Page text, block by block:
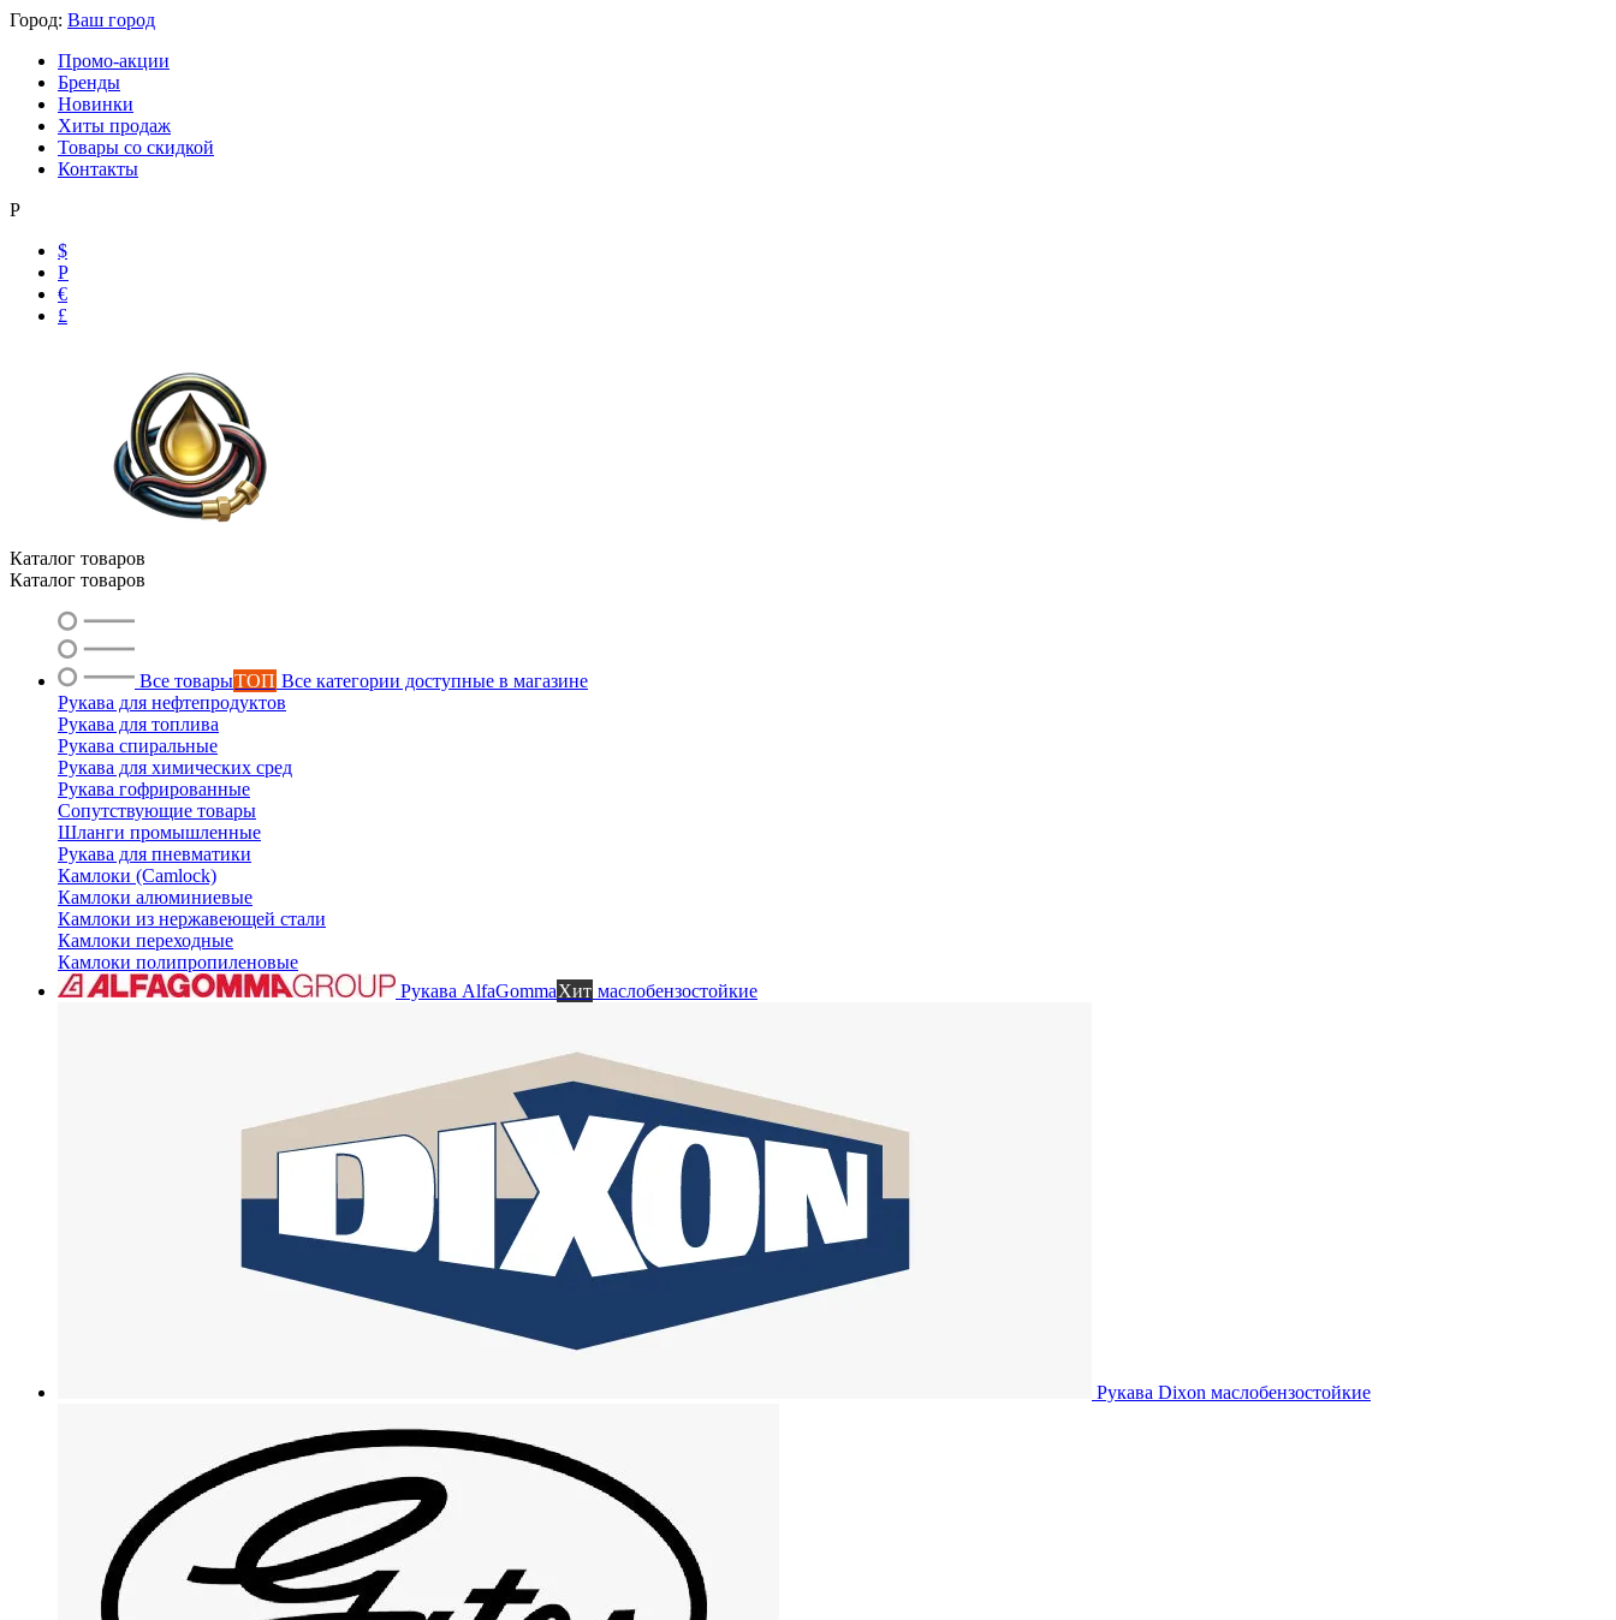
Город: Ваш город
Промо-акции
Бренды
Новинки
Хиты продаж
Товары со скидкой
Контакты
Р
$
Р
€
£
Каталог товаров
Каталог товаров
Все товарыТОП Все категории доступные в магазине
Рукава для нефтепродуктов
Рукава для топлива
Рукава спиральные
Рукава для химических сред
Рукава гофрированные
Сопутствующие товары
Шланги промышленные
Рукава для пневматики
Камлоки (Camlock)
Камлоки алюминиевые
Камлоки из нержавеющей стали
Камлоки переходные
Камлоки полипропиленовые
Рукава AlfaGommaХит маслобензостойкие
Рукава Dixon маслобензостойкие